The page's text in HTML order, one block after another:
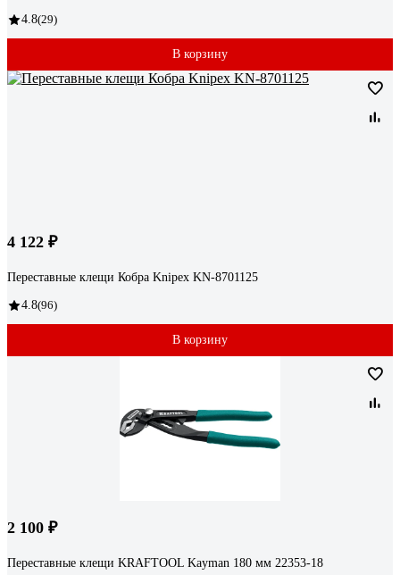
4.8(29)
В корзину
4 122 ₽
Переставные клещи Кобра Knipex KN-8701125
4.8(96)
В корзину
2 100 ₽
Переставные клещи KRAFTOOL Kayman 180 мм 22353-18